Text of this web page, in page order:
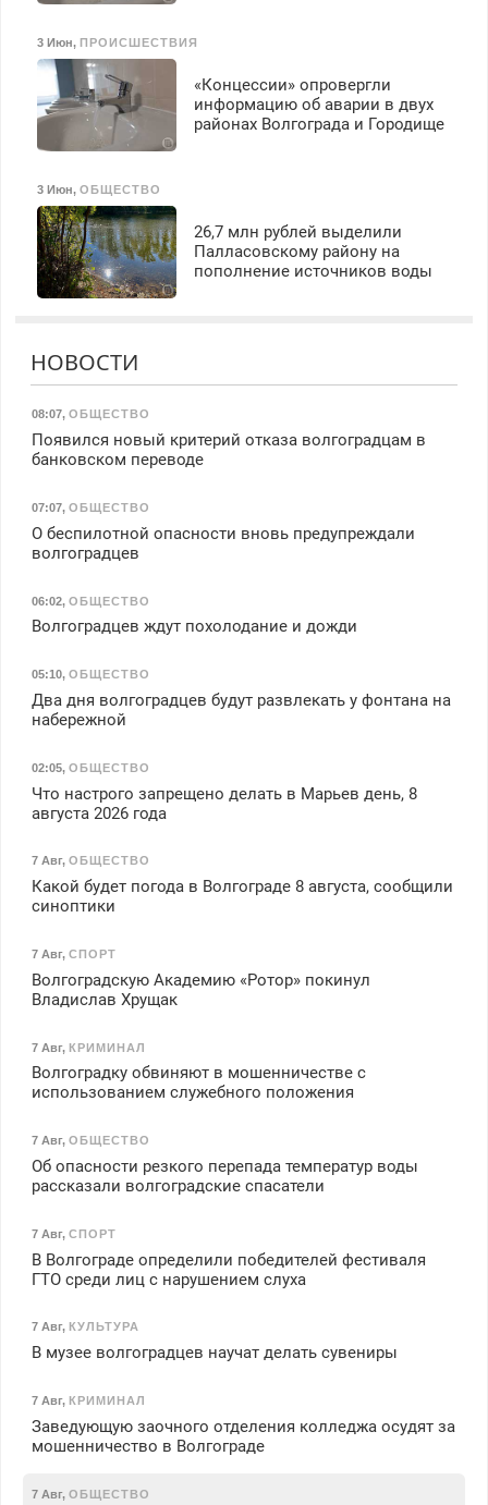
3 Июн, ПРОИСШЕСТВИЯ
«Концессии» опровергли
информацию об аварии в двух
районах Волгограда и Городище
3 Июн, ОБЩЕСТВО
26,7 млн рублей выделили
Палласовскому району на
пополнение источников воды
НОВОСТИ
08:07, ОБЩЕСТВО
Появился новый критерий отказа волгоградцам в
банковском переводе
07:07, ОБЩЕСТВО
О беспилотной опасности вновь предупреждали
волгоградцев
06:02, ОБЩЕСТВО
Волгоградцев ждут похолодание и дожди
05:10, ОБЩЕСТВО
Два дня волгоградцев будут развлекать у фонтана на
набережной
02:05, ОБЩЕСТВО
Что настрого запрещено делать в Марьев день, 8
августа 2026 года
7 Авг, ОБЩЕСТВО
Какой будет погода в Волгограде 8 августа, сообщили
синоптики
7 Авг, СПОРТ
Волгоградскую Академию «Ротор» покинул
Владислав Хрущак
7 Авг, КРИМИНАЛ
Волгоградку обвиняют в мошенничестве с
использованием служебного положения
7 Авг, ОБЩЕСТВО
Об опасности резкого перепада температур воды
рассказали волгоградские спасатели
7 Авг, СПОРТ
В Волгограде определили победителей фестиваля
ГТО среди лиц с нарушением слуха
7 Авг, КУЛЬТУРА
В музее волгоградцев научат делать сувениры
7 Авг, КРИМИНАЛ
Заведующую заочного отделения колледжа осудят за
мошенничество в Волгограде
7 Авг, ОБЩЕСТВО